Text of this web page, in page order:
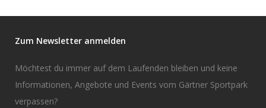
Zum Newsletter anmelden
Möchtest du immer auf dem Laufenden bleiben und keine
Informationen, Angebote und Events vom Gärtner Sportpark
verpassen?